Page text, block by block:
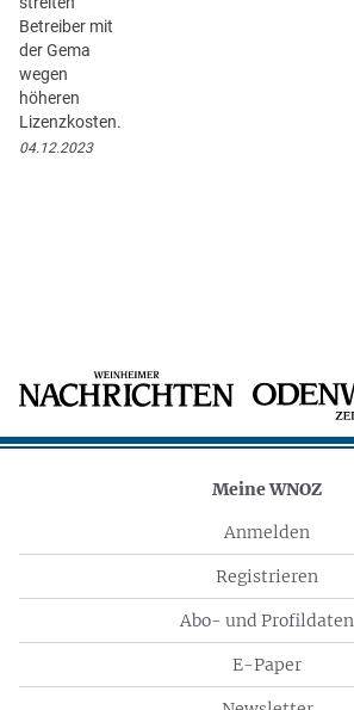
Betreiber mit
der Gema
wegen
höheren
Lizenzkosten.
04.12.2023
Meine WNOZ
Anmelden
Registrieren
Abo- und Profildaten
E-Paper